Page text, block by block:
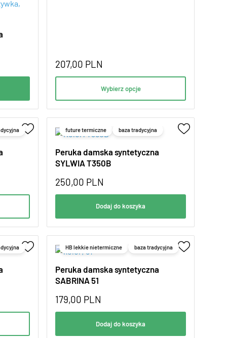
207,00 PLN
Wybierz opcje
future termiczne baza tradycyjna
Peruka damska syntetyczna
SYLWIA T350B
250,00 PLN
Dodaj do koszyka
HB lekkie nietermiczne baza tradycyjna
Peruka damska syntetyczna
SABRINA 51
179,00 PLN
Dodaj do koszyka